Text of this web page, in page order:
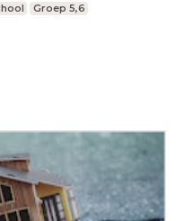
Groep 5,6